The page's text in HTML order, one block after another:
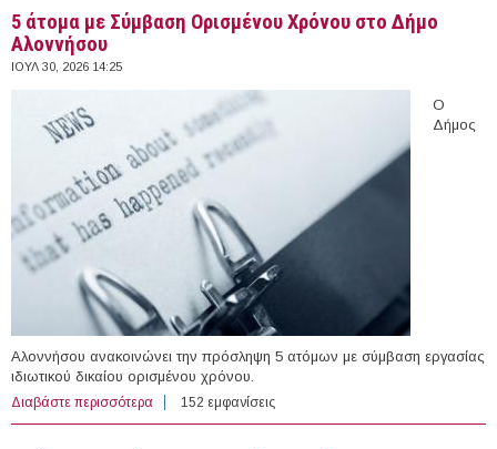
5 άτομα με Σύμβαση Ορισμένου Χρόνου στο Δήμο
Αλοννήσου
ΙΟΥΛ 30, 2026 14:25
Ο
Δήμος
Αλοννήσου ανακοινώνει την πρόσληψη 5 ατόμων με σύμβαση εργασίας
ιδιωτικού δικαίου ορισμένου χρόνου.
Διαβάστε περισσότερα για 5 άτομα με Σύμβαση Ορισμένου Χρόνου στο Δήμο
Αλοννήσου
152 εμφανίσεις